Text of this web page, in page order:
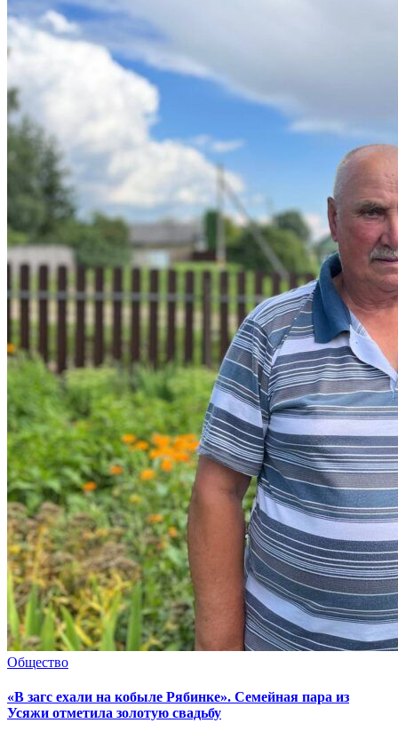
Общество
«В загс ехали на кобыле Рябинке». Семейная пара из
Усяжи отметила золотую свадьбу